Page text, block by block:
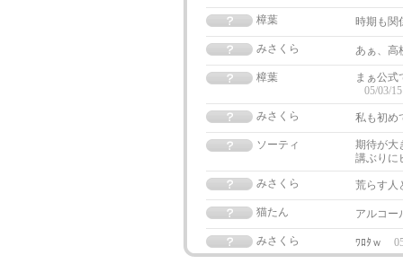
樟葉 時期も関
みさくら あぁ、高
樟葉
まぁ公
05/03/
みさくら
私も初め
ソーティ
期待が大
講ぶりに
みさくら
荒らす人
猫たん アルコー
みさくら ﾜﾛﾀｗ